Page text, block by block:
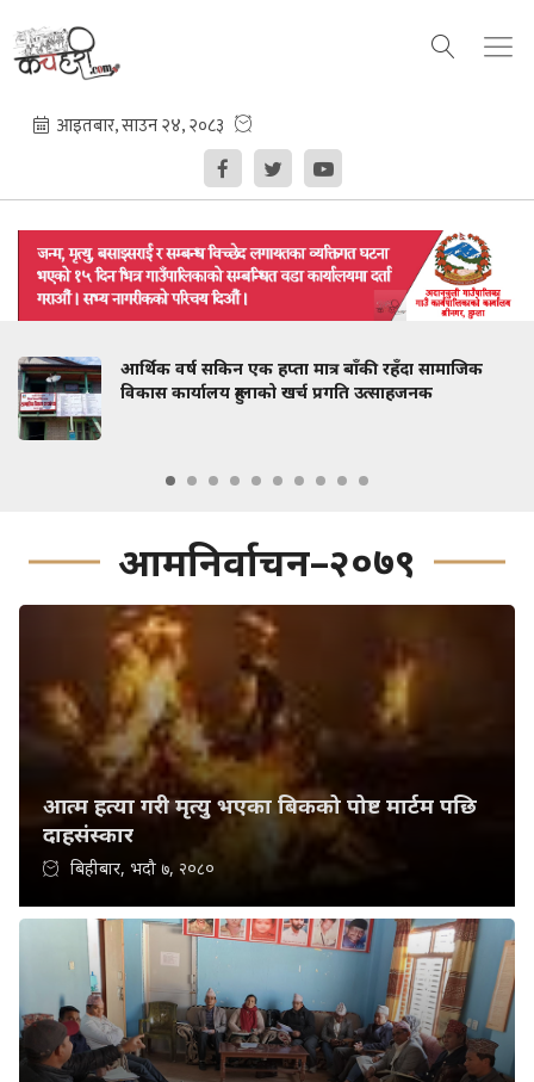
आर्थिक वर्ष सकिन एक हप्ता मात्र बाँकी रहँदा सामाजिक
विकास कार्यालय हुम्लाको खर्च प्रगति उत्साहजनक
आमनिर्वाचन–२०७९
आत्म हत्या गरी मृत्यु भएका बिकको पोष्ट मार्टम पछि
दाहसंस्कार
बिहीबार, भदौ ७, २०८०